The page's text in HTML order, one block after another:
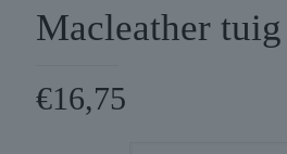
Macleather
€16,75